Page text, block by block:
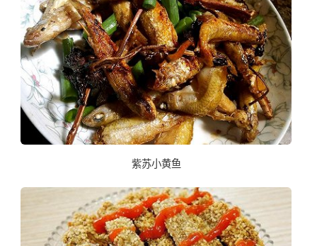
紫苏小黄鱼